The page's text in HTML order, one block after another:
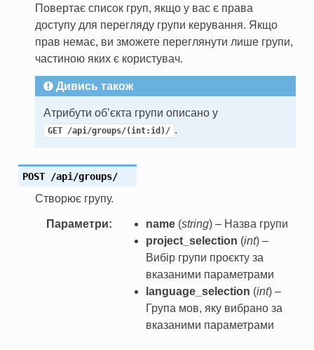
Повертає список груп, якщо у вас є права
доступу для перегляду групи керування. Якщо
прав немає, ви зможете переглянути лише групи,
частиною яких є користувач.
Дивись також
Атрибути об’єкта групи описано у
GET /api/groups/(int:id)/ .
POST /api/groups/
Створює групу.
Параметри name(string) – Назва групи
project_selection (int) –
Вибір групи проєкту за
вказаними параметрами
language_selection (int) –
Група мов, яку вибрано за
вказаними параметрами